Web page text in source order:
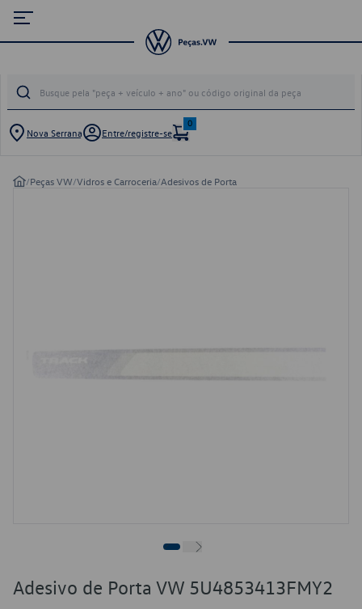
Nova Serrana Entre/registre-se
0
/Peças VW/Vidros e Carroceria/Adesivos de Porta
Adesivo de Porta VW 5U4853413FMY2